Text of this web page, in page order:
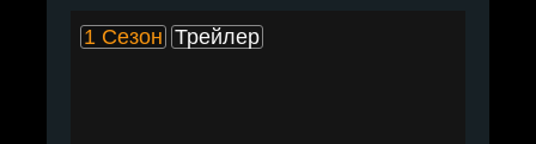
1 Сезон Трейлер